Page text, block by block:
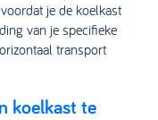
je de koelkast
van je specifieke
transport
koelkast te